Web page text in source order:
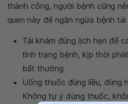
thành công, người bệnh cũng
quen này để ngăn ngừa bệnh
Tái khám đúng lịch hẹn để
tình trạng bệnh, kịp thời
bất thường
Uống thuốc đúng liều, đúng
Không tự ý dừng thuốc,